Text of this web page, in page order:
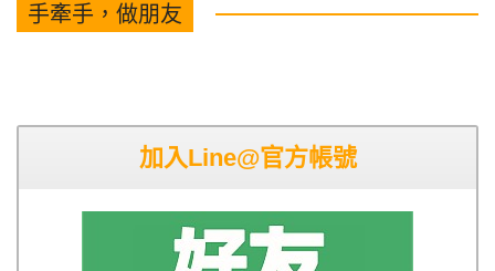
手牽手，做朋友
加入Line@官方帳號